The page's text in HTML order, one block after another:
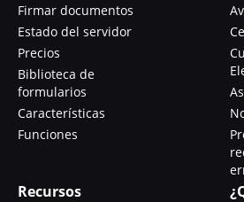
Firmar documentos
Estado del servidor
Precios
Biblioteca de
formularios
Características
Funciones
Recursos